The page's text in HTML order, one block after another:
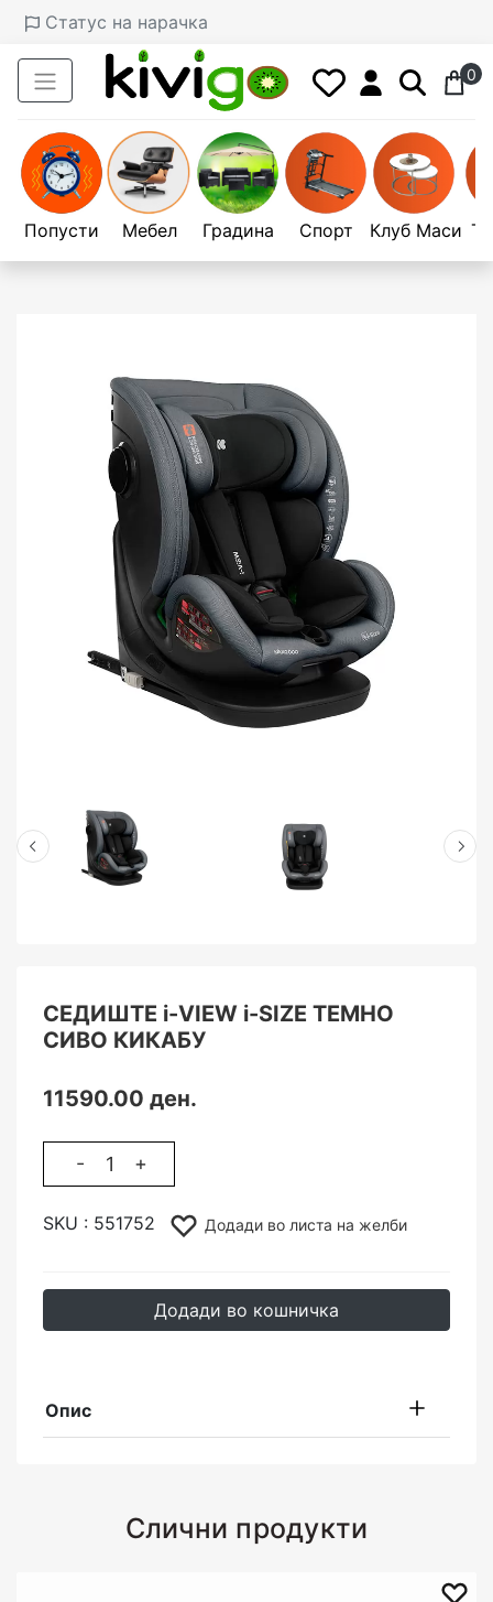
Статус на нарачка
0
Попусти Мебел Градина Спорт Клуб Маси
СЕДИШТЕ i-VIEW i-SIZE ТЕМНО
СИВО КИКАБУ
11590.00 ден.
- +
SKU : 551752 Додади во листа на желби
Додади во кошничка
Опис
Слични продукти